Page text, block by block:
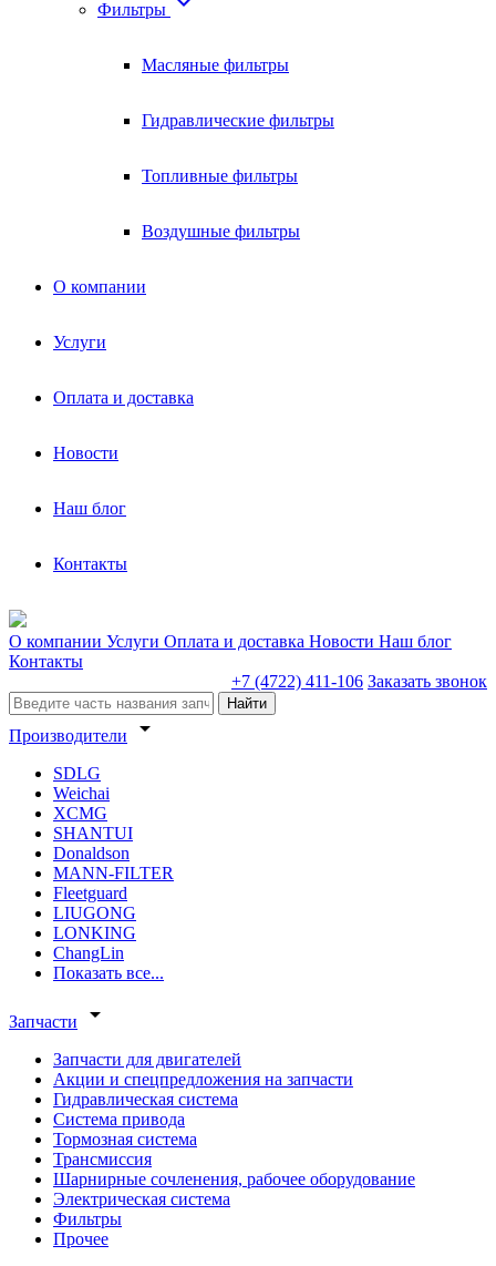
Фильтры
Масляные фильтры
Гидравлические фильтры
Топливные фильтры
Воздушные фильтры
О компании
Услуги
Оплата и доставка
Новости
Наш блог
Контакты
О компании Услуги Оплата и доставка Новости Наш блог
Контакты
+7 (4722) 411-106 Заказать звонок
Найти
Производители arrow_drop_down
SDLG
Weichai
XCMG
SHANTUI
Donaldson
MANN-FILTER
Fleetguard
LIUGONG
LONKING
ChangLin
Показать все...
Запчасти arrow_drop_down
Запчасти для двигателей
Акции и спецпредложения на запчасти
Гидравлическая система
Система привода
Тормозная система
Трансмиссия
Шарнирные сочленения, рабочее оборудование
Электрическая система
Фильтры
Прочее